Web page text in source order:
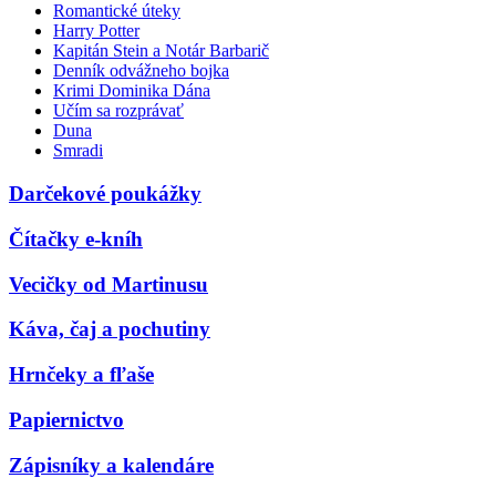
Romantické úteky
Harry Potter
Kapitán Stein a Notár Barbarič
Denník odvážneho bojka
Krimi Dominika Dána
Učím sa rozprávať
Duna
Smradi
Darčekové poukážky
Čítačky e-kníh
Vecičky od Martinusu
Káva, čaj a pochutiny
Hrnčeky a fľaše
Papiernictvo
Zápisníky a kalendáre